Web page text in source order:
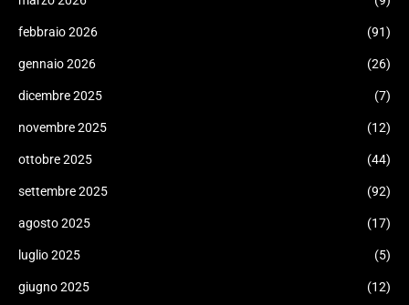
febbraio 2026 (91)
gennaio 2026 (26)
dicembre 2025 (7)
novembre 2025 (12)
ottobre 2025 (44)
settembre 2025 (92)
agosto 2025 (17)
luglio 2025 (5)
giugno 2025 (12)